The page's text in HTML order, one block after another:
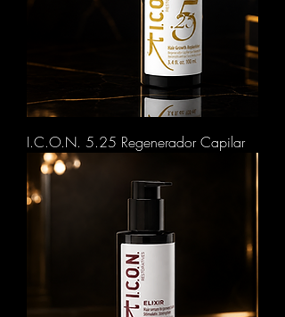
I.C.O.N. 5.25 Regenerador Capilar